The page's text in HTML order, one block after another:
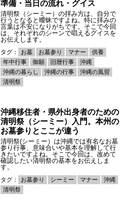
準備・当日の流れ・グイス
清明祭（シーミー）の拝み方は、自分で
行うとなると曖昧ですよね。特に拝みの
言葉は不安になりがちです。そこで今回
は、それぞれのシーンで唱えるグイスを
お伝えします。
タグ： お墓 お墓参り マナー
供養
年中行事
御願 旧暦行事
沖縄
沖縄の暮らし
沖縄の行事
沖縄の風習
清明祭
沖縄移住者・県外出身者のための
清明祭（シーミー）入門。本州の
お墓参りとここが違う
清明祭(シーミー）は沖縄では有名なお墓
参り行事、意味合いや基本を理解して行
きたいですよね。そこで今回は、改めて
確認したい清明祭の基本をお伝えしま
す。
タグ： お墓参り シーミー マナー
沖縄
清明祭